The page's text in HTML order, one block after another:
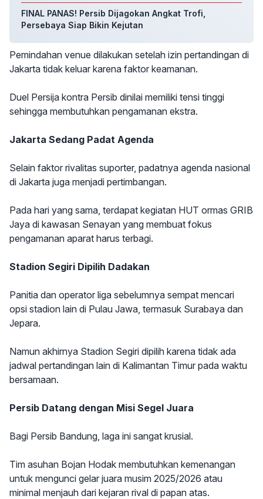
FINAL PANAS! Persib Dijagokan Angkat Trofi,
Persebaya Siap Bikin Kejutan
Pemindahan venue dilakukan setelah izin pertandingan di
Jakarta tidak keluar karena faktor keamanan.
Duel Persija kontra Persib dinilai memiliki tensi tinggi
sehingga membutuhkan pengamanan ekstra.
Jakarta Sedang Padat Agenda
Selain faktor rivalitas suporter, padatnya agenda nasional
di Jakarta juga menjadi pertimbangan.
Pada hari yang sama, terdapat kegiatan HUT ormas GRIB
Jaya di kawasan Senayan yang membuat fokus
pengamanan aparat harus terbagi.
Stadion Segiri Dipilih Dadakan
Panitia dan operator liga sebelumnya sempat mencari
opsi stadion lain di Pulau Jawa, termasuk Surabaya dan
Jepara.
Namun akhirnya Stadion Segiri dipilih karena tidak ada
jadwal pertandingan lain di Kalimantan Timur pada waktu
bersamaan.
Persib Datang dengan Misi Segel Juara
Bagi Persib Bandung, laga ini sangat krusial.
Tim asuhan Bojan Hodak membutuhkan kemenangan
untuk mengunci gelar juara musim 2025/2026 atau
minimal menjauh dari kejaran rival di papan atas.